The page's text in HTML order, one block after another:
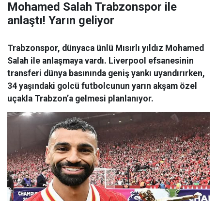
Mohamed Salah Trabzonspor ile
anlaştı! Yarın geliyor
Trabzonspor, dünyaca ünlü Mısırlı yıldız Mohamed
Salah ile anlaşmaya vardı. Liverpool efsanesinin
transferi dünya basınında geniş yankı uyandırırken,
34 yaşındaki golcü futbolcunun yarın akşam özel
uçakla Trabzon’a gelmesi planlanıyor.